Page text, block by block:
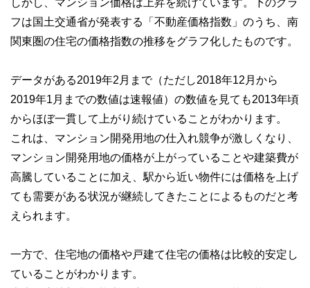
フは国土交通省が発表する「不動産価格指数」のうち、南
関東圏の住宅の価格指数の推移をグラフ化したものです。
データがある2019年2月まで（ただし2018年12月から
2019年1月までの数値は速報値）の数値を見ても2013年頃
からほぼ一貫して上がり続けていることがわかります。
これは、マンション開発用地の仕入れ競争が激しくなり、
マンション開発用地の価格が上がっていることや建築費が
高騰していることに加え、駅から近い物件には価格を上げ
ても需要がある状況が継続してきたことによるものだと考
えられます。
一方で、住宅地の価格や戸建て住宅の価格は比較的安定し
ていることがわかります。